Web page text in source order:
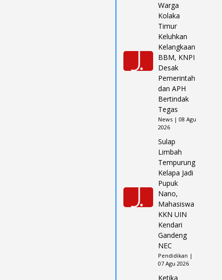
Warga
Kolaka
Timur
Keluhkan
Kelangkaan
BBM, KNPI
Desak
Pemerintah
dan APH
Bertindak
Tegas
News | 08 Agu
2026
Sulap
Limbah
Tempurung
Kelapa Jadi
Pupuk
Nano,
Mahasiswa
KKN UIN
Kendari
Gandeng
NEC
Pendidikan |
07 Agu 2026
Ketika